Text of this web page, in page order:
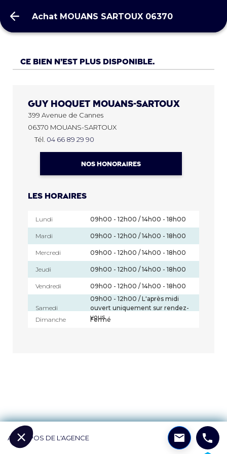
Achat MOUANS SARTOUX 06370
Achat MOUANS SARTOUX 06370
Ce bien n’est plus disponible.
Guy Hoquet MOUANS-SARTOUX
399 Avenue de Cannes
06370 MOUANS-SARTOUX
Tél. 04 66 89 29 90
NOS HONORAIRES
Les horaires
Lundi 09h00 - 12h00 / 14h00 - 18h00
Mardi 09h00 - 12h00 / 14h00 - 18h00
Mercredi 09h00 - 12h00 / 14h00 - 18h00
Jeudi 09h00 - 12h00 / 14h00 - 18h00
Vendredi 09h00 - 12h00 / 14h00 - 18h00
Samedi
09h00 - 12h00 / L'après midi
ouvert uniquement sur rendez-
vous
Dimanche Fermé
A PROPOS DE L'AGENCE